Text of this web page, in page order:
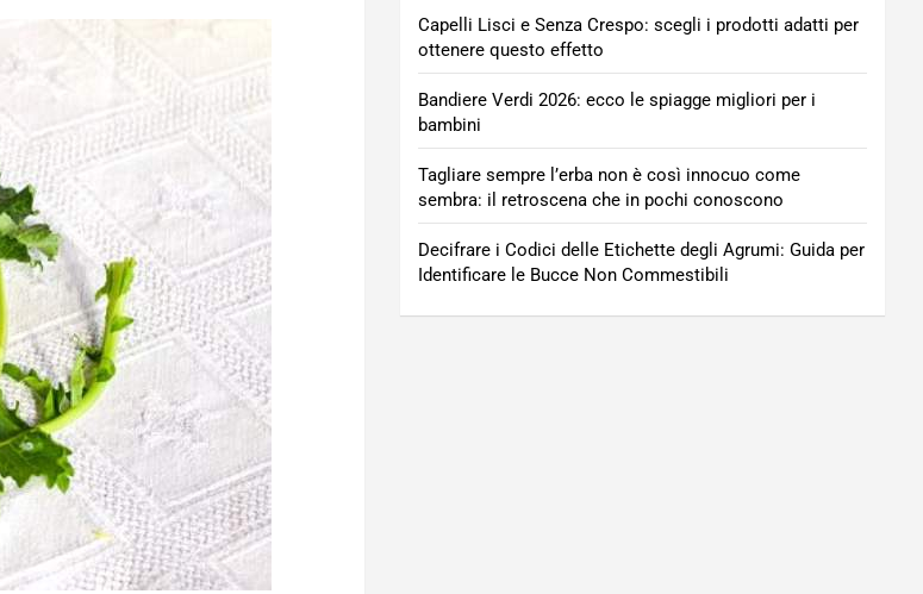
Capelli Lisci e Senza Crespo: scegli i prodotti adatti per
ottenere questo effetto
Bandiere Verdi 2026: ecco le spiagge migliori per i
bambini
Tagliare sempre l’erba non è così innocuo come
sembra: il retroscena che in pochi conoscono
Decifrare i Codici delle Etichette degli Agrumi: Guida per
Identificare le Bucce Non Commestibili